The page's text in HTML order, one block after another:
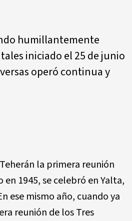
humillantemente
iniciado el 25 de junio
operó continua y
la primera reunión
1945, se celebró en Yalta,
ese mismo año, cuando ya
reunión de los Tres